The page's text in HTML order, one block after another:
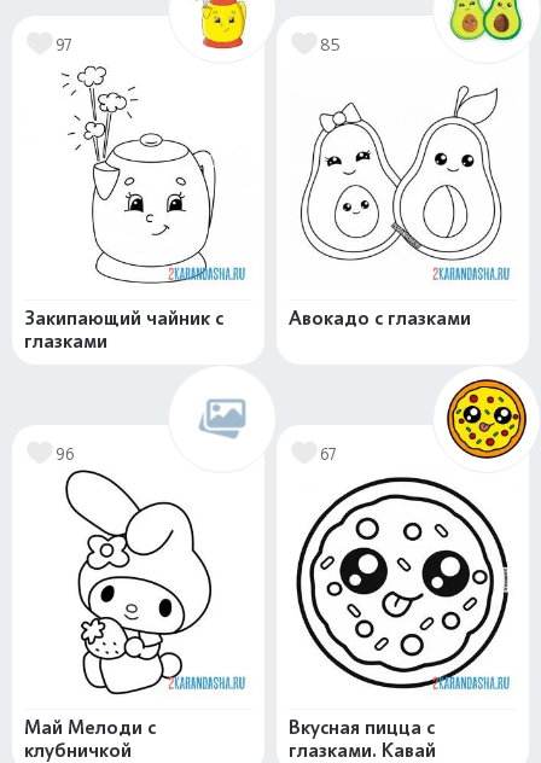
97
Закипающий чайник с
глазками
85
Авокадо с глазками
96
Май Мелоди с
клубничкой
67
Вкусная пицца с
глазками. Кавай